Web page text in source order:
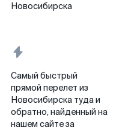
Новосибирска
Самый быстрый
прямой перелет из
Новосибирска туда и
обратно, найденный на
нашем сайте за